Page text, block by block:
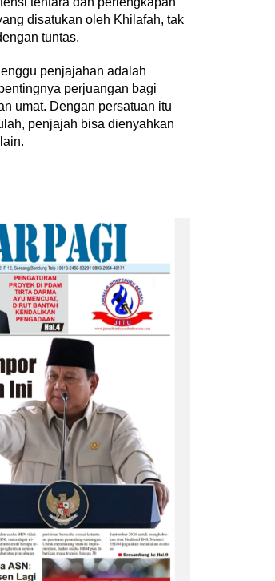
disatukan oleh Khilafah, tak
tuntas.
penjajahan adalah
perjuangan bagi
umat. Dengan persatuan itu
penjajah bisa dienyahkan